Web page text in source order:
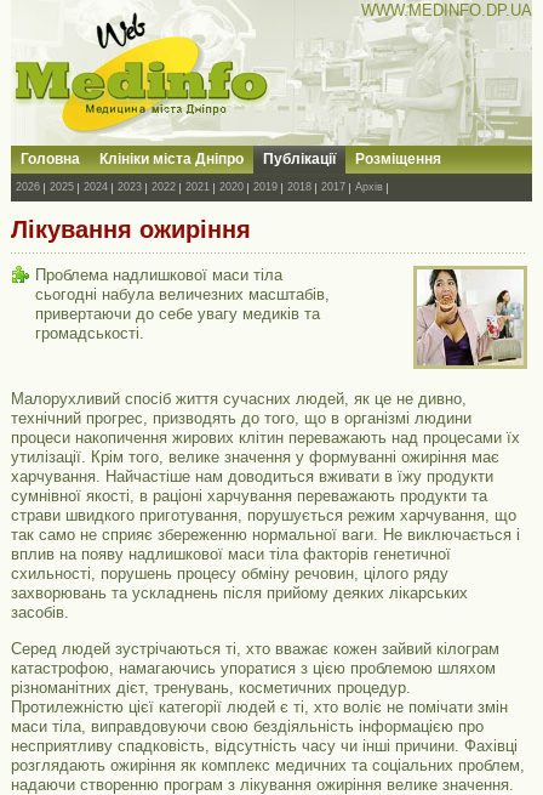
WWW.MEDINFO.DP.UA
Головна Клініки міста Дніпро Публікації Розміщення
2026 2025 2024 2023 2022 2021 2020 2019 2018 2017 Архів
Лікування ожиріння
Проблема надлишкової маси тіла
сьогодні набула величезних масштабів,
привертаючи до себе увагу медиків та
громадськості.
Малорухливий спосіб життя сучасних людей, як це не дивно,
технічний прогрес, призводять до того, що в організмі людини
процеси накопичення жирових клітин переважають над процесами їх
утилізації. Крім того, велике значення у формуванні ожиріння має
харчування. Найчастіше нам доводиться вживати в їжу продукти
сумнівної якості, в раціоні харчування переважають продукти та
страви швидкого приготування, порушується режим харчування, що
так само не сприяє збереженню нормальної ваги. Не виключається і
вплив на появу надлишкової маси тіла факторів генетичної
схильності, порушень процесу обміну речовин, цілого ряду
захворювань та ускладнень після прийому деяких лікарських
засобів.
Серед людей зустрічаються ті, хто вважає кожен зайвий кілограм
катастрофою, намагаючись упоратися з цією проблемою шляхом
різноманітних дієт, тренувань, косметичних процедур.
Протилежністю цієї категорії людей є ті, хто воліє не помічати змін
маси тіла, виправдовуючи свою бездіяльність інформацією про
несприятливу спадковість, відсутність часу чи інші причини. Фахівці
розглядають ожиріння як комплекс медичних та соціальних проблем,
надаючи створенню програм з лікування ожиріння велике значення.